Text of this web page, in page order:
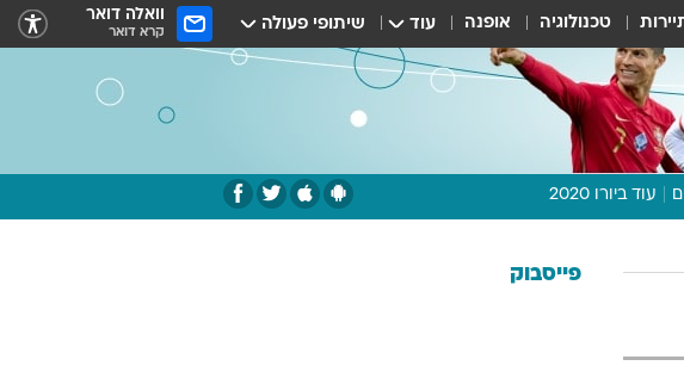
טכנולוגיה אופנה עוד שיתופי פעולה וואלה דואר
קרא דואר
עוד ביורו 2020
תכנית היורו פייסבוק